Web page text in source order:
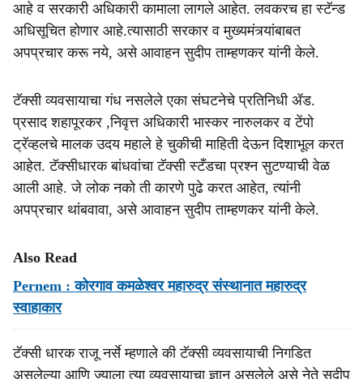
आहे व सरकारी अधिकारी कामाला लागले आहेत. लवकरच हा स्टॅन्ड
अधिसूचित होणार आहे.त्यासाठी सरकार व मुख्यमंत्र्यांबाबत
अपप्रचार करू नये, असे आवाहन सुदीप ताम्हणकर यांनी केले.
टॅक्सी व्यवसायाचा गंध नसलेले एका संघटनेचे प्रतिनिधी ॲड.
प्रसाद शहापूरकर ,निवृत्त अधिकारी भास्कर नारुलकर व टेंपो
ट्रॅव्हलचे मालक उदय महाले हे चुकीची माहिती देऊन दिशाभूल करत
आहेत. टॅक्सीधारक बांधवांचा टॅक्सी स्टँडचा प्रश्‍न सुटण्याची वेळ
आली आहे. जे लोक नको ती कारणे पुढे करत आहेत, त्यांनी
अपप्रचार थांबवावा, असे आवाहन सुदीप ताम्हणकर यांनी केले.
Also Read
Pernem : कोरगाव कमळेश्‍‍वर महारुद्र संस्‍थानात महारुद्र
स्वाहाकार
टॅक्सी धारक राजू नर्से म्हणाले की टॅक्सी व्यवसायाची निगडित
असलेल्या आणि ज्याला त्या व्यवसायाचा ज्ञान असलेले असे नेते सुदीप